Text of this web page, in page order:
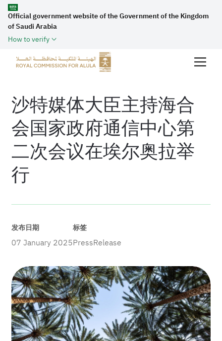
Official government website of the Government of the Kingdom
of Saudi Arabia
How to verify
沙特媒体大臣主持海合
会国家政府通信中心第
二次会议在埃尔奥拉举
行
发布日期
07 January 2025
标签
PressRelease